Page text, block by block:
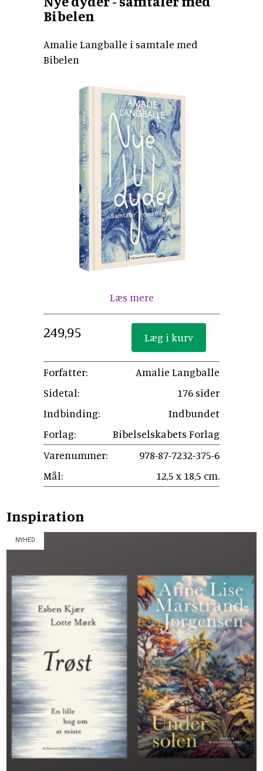
Bibelen
Amalie Langballe i samtale med
Bibelen
Læs mere
249,95
Forfatter:
Amalie Langballe
Sidetal:
176 sider
Indbinding:
Indbundet
Forlag:
Bibelselskabets Forlag
Varenummer:
978-87-7232-375-6
Mål:
12,5 x 18,5 cm.
Inspiration
NYHED